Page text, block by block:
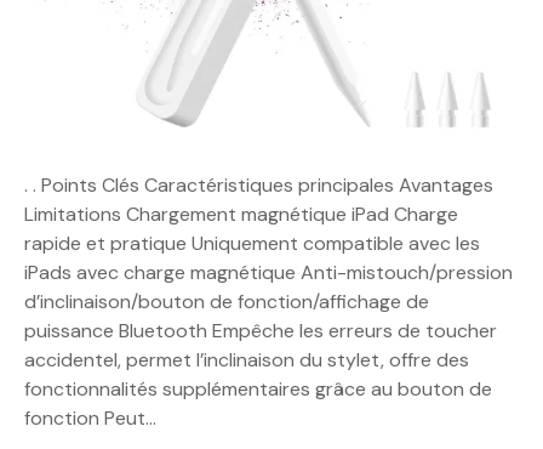
. . Points Clés Caractéristiques principales Avantages
Limitations Chargement magnétique iPad Charge
rapide et pratique Uniquement compatible avec les
iPads avec charge magnétique Anti-mistouch/pression
d’inclinaison/bouton de fonction/affichage de
puissance Bluetooth Empêche les erreurs de toucher
accidentel, permet l’inclinaison du stylet, offre des
fonctionnalités supplémentaires grâce au bouton de
fonction Peut…